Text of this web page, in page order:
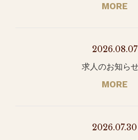
MORE
2026.08.07
求人のお知らせ
MORE
2026.07.30